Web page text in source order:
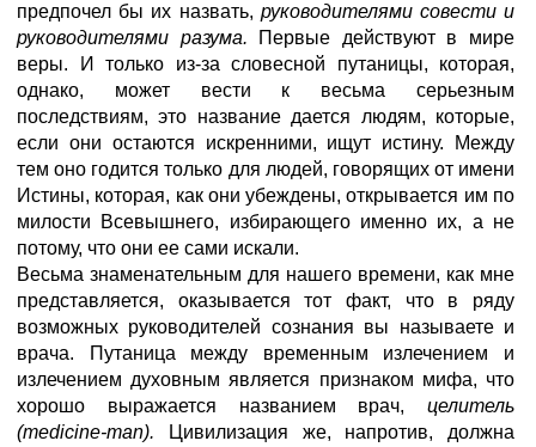
предпочел бы их назвать, руководителями совести и
руководителями разума.
Первые действуют в мире
веры. И только из-за словесной путаницы, которая,
однако, может вести к весьма серьезным
последствиям, это название дается людям, которые,
если они остаются искренними, ищут истину. Между
тем оно годится только для людей, говорящих от имени
Истины, которая, как они убеждены, открывается им по
милости Всевышнего, избирающего именно их, а не
потому, что они ее сами искали.
Весьма знаменательным для нашего времени, как мне
представляется, оказывается тот факт, что в ряду
возможных руководителей сознания вы называете и
врача. Путаница между временным излечением и
излечением духовным является признаком мифа, что
хорошо выражается названием врач, целитель
(medicine-man).
Цивилизация же, напротив, должна